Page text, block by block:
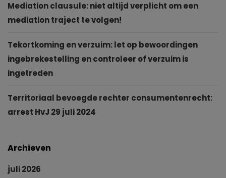
Mediation clausule: niet altijd verplicht om een
mediation traject te volgen!
Tekortkoming en verzuim: let op bewoordingen
ingebrekestelling en controleer of verzuim is
ingetreden
Territoriaal bevoegde rechter consumentenrecht:
arrest HvJ 29 juli 2024
Archieven
juli 2026